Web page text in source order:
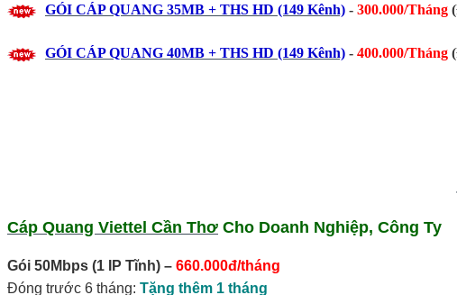
GÓI CÁP QUANG 35MB + THS HD (149 Kênh) - 300.000/Tháng
GÓI CÁP QUANG 40MB + THS HD (149 Kênh) - 400.000/Tháng
Cáp Quang Viettel Cần Thơ Cho Doanh Nghiệp, Công Ty
Gói 50Mbps (1 IP Tĩnh) – 660.000đ/tháng
Đóng trước 6 tháng: Tặng thêm 1 tháng